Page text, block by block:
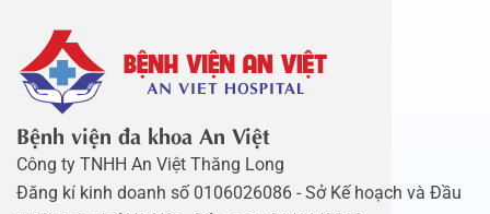
Bệnh viện đa khoa An Việt
Công ty TNHH An Việt Thăng Long
Đăng kí kinh doanh số 0106026086 - Sở Kế hoạch và Đầu